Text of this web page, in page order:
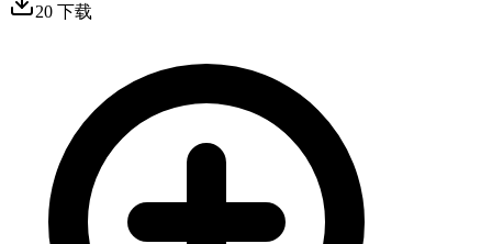
20 下载